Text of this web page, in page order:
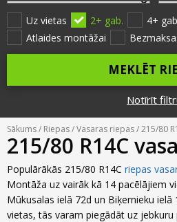
Riepu montāža un
Disku remonts
Riepu remonts
Riepu un disku tirdzniecība
Savirzes regulēšana
Kondicionieru uzpilde
TPMS sensoru
Vakances
Noderīgi
Riepu zīmoli
Jaunumi
Riepu apzīmējumi
Riepu kalkulators
Biežāk uzdotie jautājumi
Par mums
MMK Riepas
Atsauksmes
Foto
Kontakti
Uz vietas 2+ gab. 4+
Atlaides montāžai
MEKLĒT
Notīrīt
Sākums/ Riepas/Vasaras riepas/ 215/80
215/80 R14C
Populārākās 215/80 R14C riepas
Montāža uz vairāk kā 14 pacēlājiem
Mūkusalas ielā 72d un Biķernieku ielā
vietas, tās varam piegādāt uz jebkuru